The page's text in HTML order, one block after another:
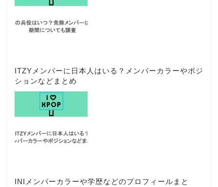
ITZYメンバーに日本人はいる？メンバーカラーやポジ
ションなどまとめ
INIメンバーカラーや学歴などのプロフィールまと